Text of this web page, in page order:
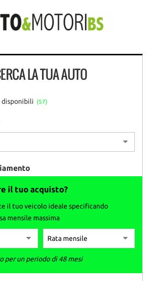
LA TUA AUTO
(57)
il tuo acquisto?
il tuo veicolo ideale specificando
mensile massima
per un periodo di 48 mesi